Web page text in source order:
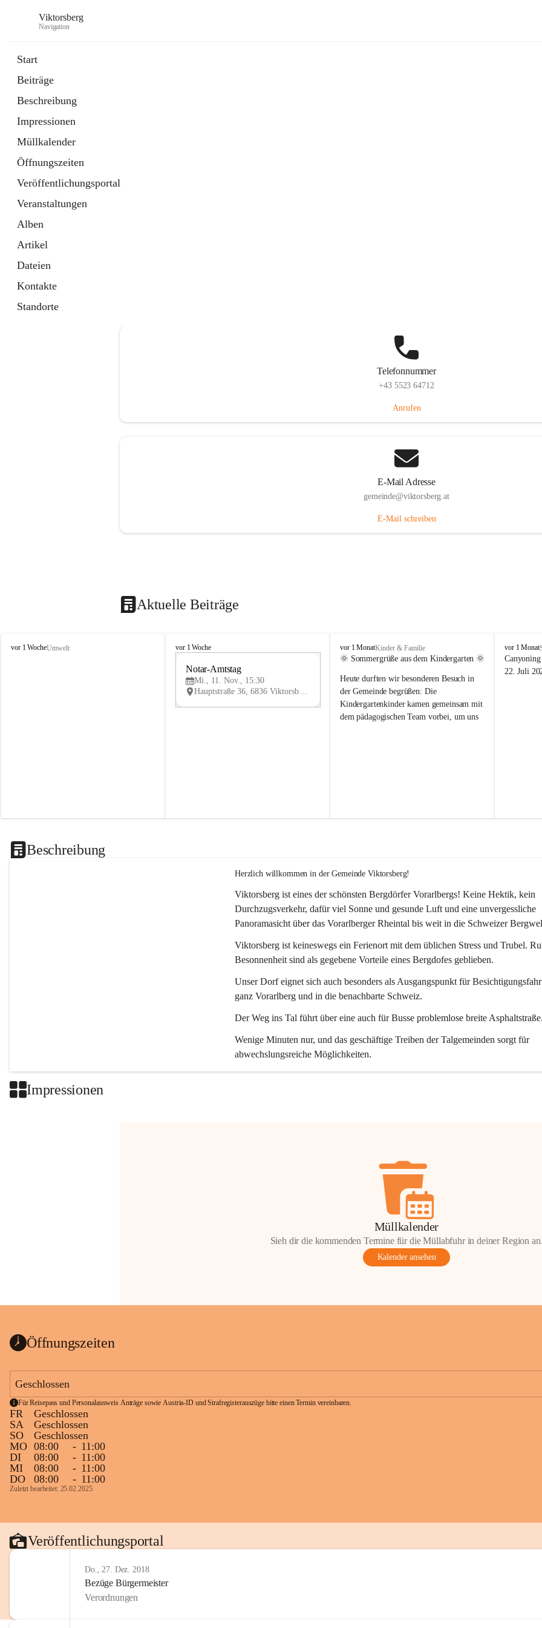
Viktorsberg
Navigation
Start
Beiträge
Beschreibung
Impressionen
Müllkalender
Öffnungszeiten
Veröffentlichungsportal
Veranstaltungen
Alben
Artikel
Dateien
Kontakte
Standorte
Telefonnummer
+43 5523 64712
Anrufen
E-Mail Adresse
gemeinde@viktorsberg.at
E-Mail schreiben
Aktuelle Beiträge
V
vor 1 WocheUmwelt
V
vor 1 Woche
V
Notar-Amtstag
Mi., 11. Nov., 15:30
Hauptstraße 36, 6836 Viktorsberg, AUT
V
i
t
o
r
s
vor 1 MonatKinder & Familie
🌞 Sommergrüße aus dem Kindergarten 🌞
Heute durften wir besonderen Besuch in
der Gemeinde begrüßen: Die
Kindergartenkinder kamen gemeinsam mit
dem pädagogischen Team vorbei, um uns
V
i
k
vor 1 Monat
22. Juli
Beschreibung
Herzlich willkommen in der Gemeinde Viktorsberg!
Viktorsberg ist eines der schönsten Bergdörfer Vorarlbergs! Keine Hektik, kein
Durchzugsverkehr, dafür viel Sonne und gesunde Luft und eine unvergessliche
Panoramasicht über das Vorarlberger Rheintal bis weit in die Schweizer
Viktorsberg ist keineswegs ein Ferienort mit dem üblichen Stress und Trubel.
Besonnenheit sind als gegebene Vorteile eines Bergdofes geblieben.
Unser Dorf eignet sich auch besonders als Ausgangspunkt für
ganz Vorarlberg und in die benachbarte Schweiz.
Der Weg ins Tal führt über eine auch für Busse problemlose breite
Wenige Minuten nur, und das geschäftige Treiben der Talgemeinden sorgt für
abwechslungsreiche Möglichkeiten.
Impressionen
Müllkalender
Sieh dir die kommenden Termine für die Müllabfuhr in deiner Region
Kalender ansehen
Öffnungszeiten
Geschlossen
Für Reisepass und Personalausweis Anträge sowie Austria-ID und Strafregisterauszüge bitte einen Termin vereinbaren.
FR
Geschlossen
SA
Geschlossen
SO
Geschlossen
MO 08:00 - 11:00
DI
08:00 - 11:00
MI
08:00 - 11:00
DO
08:00 - 11:00
Zuletzt bearbeitet: 25.02.2025
Veröffentlichungsportal
Do., 27. Dez. 2018
Bezüge Bürgermeister
Verordnungen